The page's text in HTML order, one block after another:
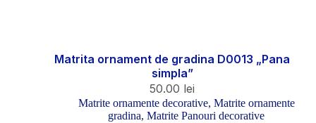
Matrita ornament de gradina D0013 „Pana
simpla”
50.00 lei
Matrite ornamente decorative, Matrite ornamente
gradina, Matrite Panouri decorative